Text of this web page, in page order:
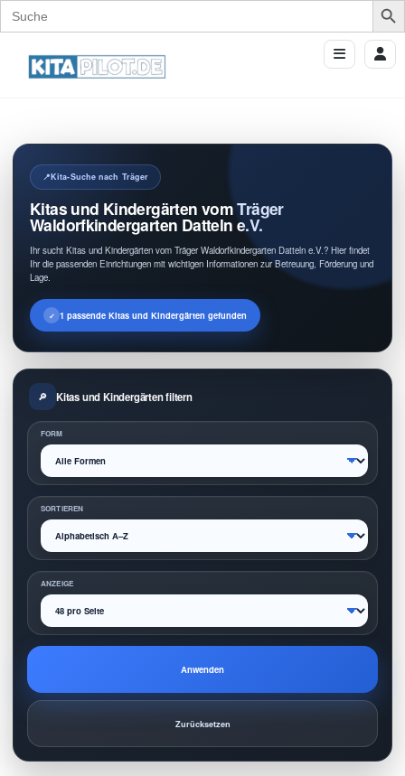
Search
for:
Kita-Suche nach Träger
Kitas und Kindergärten vom Träger
Waldorfkindergarten Datteln e.V.
Ihr sucht Kitas und Kindergärten vom Träger Waldorfkindergarten Datteln e.V.? Hier findet
Ihr die passenden Einrichtungen mit wichtigen Informationen zur Betreuung, Förderung und
Lage.
1 passende Kitas und Kindergärten gefunden
Kitas und Kindergärten filtern
FORM
SORTIEREN
ANZEIGE
Anwenden
Zurücksetzen